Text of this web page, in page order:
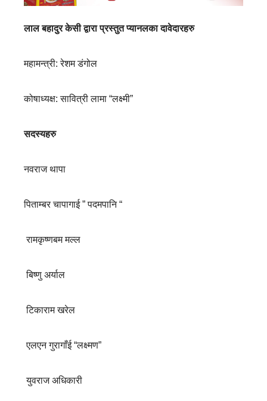
लाल बहादुर केसी द्वारा प्रस्तुत प्यानलका दावेदारहरु
महामन्त्री: रेशम डंगोल
कोषाध्यक्ष: सावित्री लामा “लक्ष्मी”
सदस्यहरु
नवराज थापा
पिताम्बर चापागाई ” पदमपानि “
रामकृष्णबम मल्ल
बिष्णु अर्याल
टिकाराम खरेल
एलएन गुरागाँई “लक्ष्मण”
युवराज अधिकारी